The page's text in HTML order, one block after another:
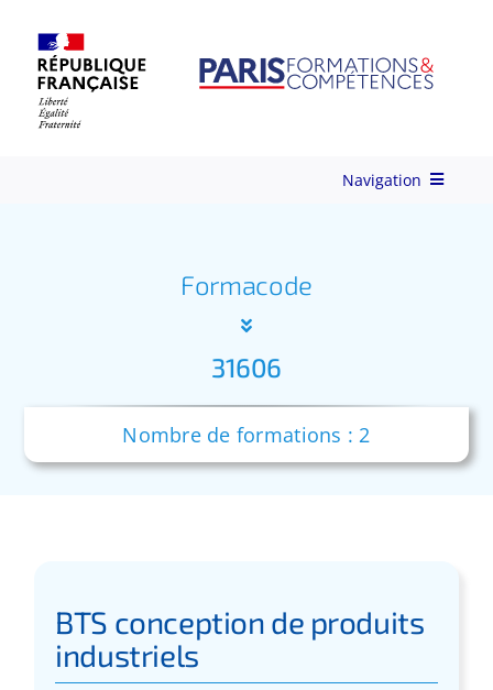
content
Navigation
Formations
Validation des acquis – VAE
Formacode
31606
Nombre de formations : 2
BTS conception de produits
industriels